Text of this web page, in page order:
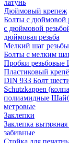
латунь
Дюймовый крепеж
Болты с дюймовой
с дюймовой
дюймовая резьба
Мелкий шаг резьбы
Болты с мелким
Пробки резьбовые
Пластиковый
DIN 933 Болт
Schutzkappen
полиамидные
метровые
Заклепки
Заклепка вытяжная
забивные
Стойка для